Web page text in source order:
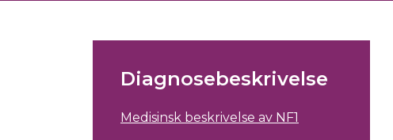
Diagnosebeskrivelse
Medisinsk beskrivelse av NF1